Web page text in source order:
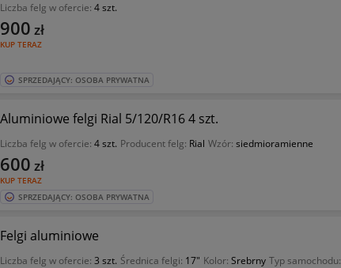
Liczba felg w ofercie: 4 szt.
KUP TERAZ
900 zł
SPRZEDAJĄCY: OSOBA PRYWATNA
Aluminiowe felgi Rial 5/120/R16 4 szt.
Liczba felg w ofercie: 4 szt. Producent felg: Rial Wzór: siedmioramienne
KUP TERAZ
600 zł
SPRZEDAJĄCY: OSOBA PRYWATNA
Felgi aluminiowe
Liczba felg w ofercie: 3 szt. Średnica felgi: 17" Kolor: Srebrny Typ samochodu: